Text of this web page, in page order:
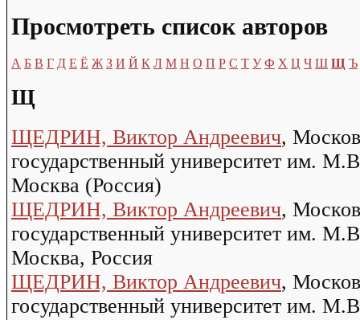
Просмотреть список авторов
А Б В Г Д Е Ё Ж З И Й К Л М Н О П Р С Т У Ф Х Ц Ч Ш Щ Ъ
Щ
ЩЕДРИН, Виктор Андреевич,
государственный университет им.
Москва (Россия)
ЩЕДРИН, Виктор Андреевич,
государственный университет им.
Москва, Россия
ЩЕДРИН, Виктор Андреевич,
государственный университет им.